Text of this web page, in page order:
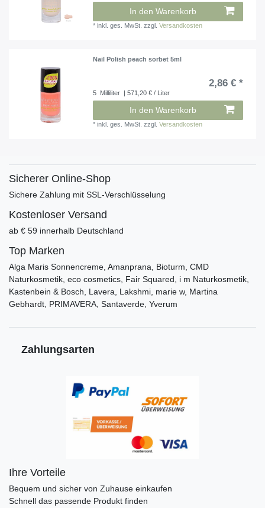
In den Warenkorb
*inkl. ges. MwSt. zzgl.Versandkosten
Nail Polish peach sorbet 5ml
2,86 € *
5 Milliliter | 571,20 € / Liter
In den Warenkorb
*inkl. ges. MwSt. zzgl.Versandkosten
Sicherer Online-Shop
Sichere Zahlung mit SSL-Verschlüsselung
Kostenloser Versand
ab € 59 innerhalb Deutschland
Top Marken
Alga Maris Sonnencreme, Amanprana, Bioturm, CMD
Naturkosmetik, eco cosmetics, Fair Squared, i m Naturkosmetik,
Kastenbein & Bosch, Lavera, Lakshmi, marie w, Martina
Gebhardt, PRIMAVERA, Santaverde, Yverum
Zahlungsarten
Ihre Vorteile
Bequem und sicher von Zuhause einkaufen
Schnell das passende Produkt finden